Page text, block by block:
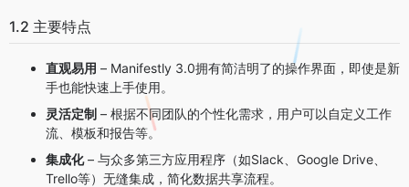
1.2 主要特点
直观易用 – Manifestly 3.0拥有简洁明了的操作界面，即使是新
手也能快速上手使用。
灵活定制 – 根据不同团队的个性化需求，用户可以自定义工作
流、模板和报告等。
集成化– 与众多第三方应用程序（如Slack、Google Drive、
Trello等）无缝集成，简化数据共享流程。